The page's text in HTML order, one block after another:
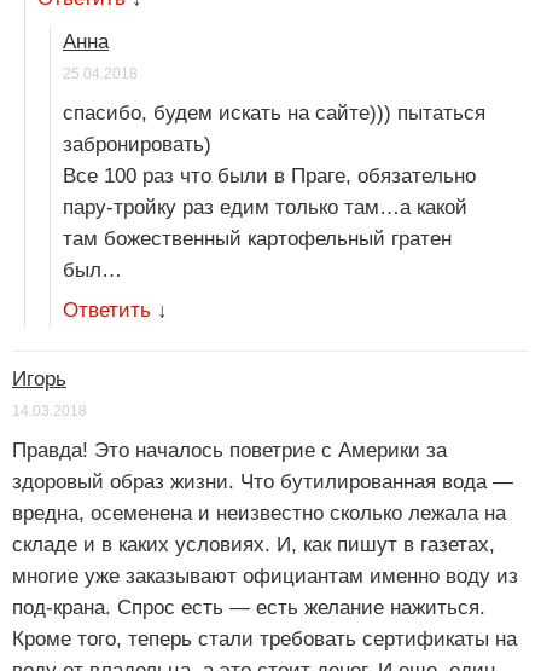
Анна
25.04.2018
спасибо, будем искать на сайте))) пытаться
забронировать)
Все 100 раз что были в Праге, обязательно
пару-тройку раз едим только там…а какой
там божественный картофельный гратен
был…
Ответить ↓
Игорь
14.03.2018
Правда! Это началось поветрие с Америки за
здоровый образ жизни. Что бутилированная вода —
вредна, осеменена и неизвестно сколько лежала на
складе и в каких условиях. И, как пишут в газетах,
многие уже заказывают официантам именно воду из
под-крана. Спрос есть — есть желание нажиться.
Кроме того, теперь стали требовать сертификаты на